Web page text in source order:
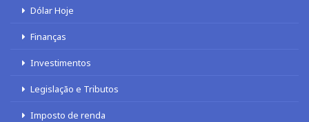
Dólar Hoje
Finanças
Investimentos
Legislação e Tributos
Imposto de renda